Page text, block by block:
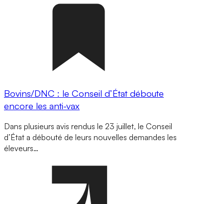
Bovins/DNC : le Conseil d’État déboute
encore les anti-vax
Dans plusieurs avis rendus le 23 juillet, le Conseil
d’État a débouté de leurs nouvelles demandes les
éleveurs…